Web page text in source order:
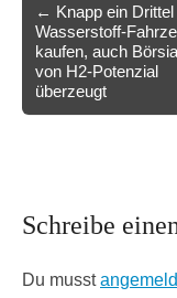
navigation
← Knapp ein Drittel
Wasserstoff-
kaufen, auch
von H2-Potenzial
überzeugt
Schreibe
Du musst